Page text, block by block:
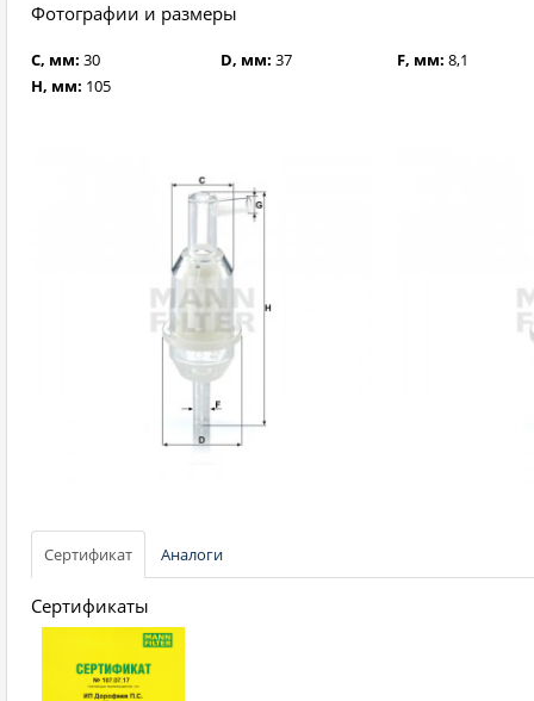
Фотографии и размеры
C, мм: 30 D, мм: 37 F, мм:8,1
H, мм: 105
Сертификат Аналоги
Сертификаты